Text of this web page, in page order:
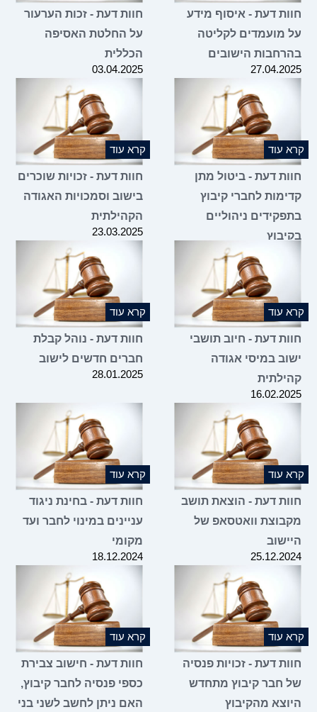
חוות דעת - איסוף מידע
על מועמדים לקליטה
בהרחבות הישובים
27.04.2025
חוות דעת - זכות הערעור
על החלטת האסיפה
הכללית
03.04.2025
קרא עוד
חוות דעת - ביטול מתן
קדימות לחברי קיבוץ
בתפקידים ניהוליים
בקיבוץ
קרא עוד
חוות דעת - זכויות שוכרים
בישוב וסמכויות האגודה
הקהילתית
23.03.2025
קרא עוד
חוות דעת - חיוב תושבי
ישוב במיסי אגודה
קהילתית
16.02.2025
קרא עוד
חוות דעת - נוהל קבלת
חברים חדשים לישוב
28.01.2025
קרא עוד
חוות דעת - הוצאת תושב
מקבוצת וואטסאפ של
היישוב
25.12.2024
קרא עוד
חוות דעת - בחינת ניגוד
עניינים במינוי לחבר ועד
מקומי
18.12.2024
קרא עוד
חוות דעת - זכויות פנסיה
של חבר קיבוץ מתחדש
היוצא מהקיבוץ
קרא עוד
חוות דעת - חישוב צבירת
כספי פנסיה לחבר קיבוץ,
האם ניתן לחשב לשני בני